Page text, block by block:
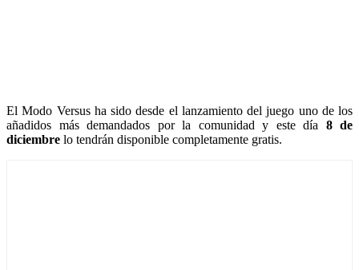
El Modo Versus ha sido desde el lanzamiento del juego uno de los
añadidos más demandados por la comunidad y este día 8 de
diciembre lo tendrán disponible completamente gratis.